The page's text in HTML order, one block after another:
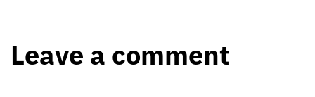
Leave a comment